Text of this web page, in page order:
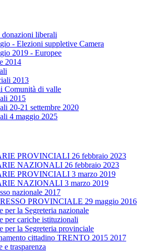
liberali
- Elezioni suppletive Camera
2019 - Europee
2014
2013
Comunità di valle
2015
20-21 settembre 2020
4 maggio 2025
PROVINCIALI 26 febbraio 2023
NAZIONALI 26 febbraio 2023
PROVINCIALI 3 marzo 2019
NAZIONALI 3 marzo 2019
nazionale 2017
PROVINCIALE 29 maggio 2016
per la Segreteria nazionale
per cariche istituzionali
per la Segreteria provinciale
cittadino TRENTO 2015 2017
e trasparenza